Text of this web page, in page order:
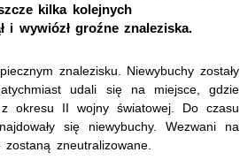
kilka kolejnych
i wywiózł groźne znaleziska.
znalezisku. Niewybuchy zostały
udali się na miejsce, gdzie
okresu II wojny światowej. Do czasu
się niewybuchy. Wezwani na
zneutralizowane.